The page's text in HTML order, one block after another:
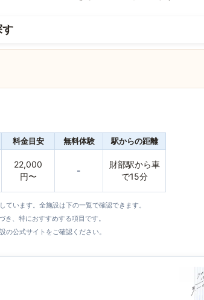
す
料金目安 無料体験 駅からの距離
22,000
円〜
-
財部駅から車
で15分
います。全施設は下の一覧で確認できます。
、特におすすめする項目です。
公式サイトをご確認ください。